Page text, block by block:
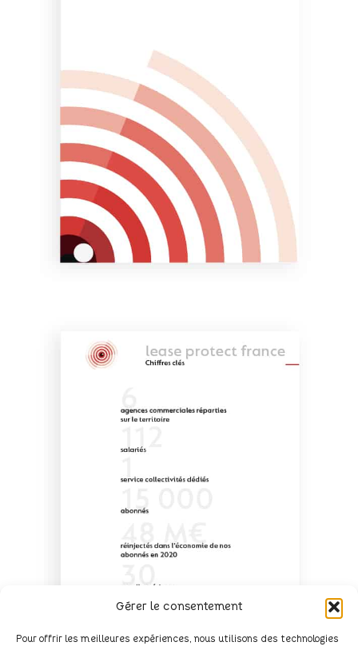
Gérer le consentement
Pour offrir les meilleures expériences, nous utilisons des technologies